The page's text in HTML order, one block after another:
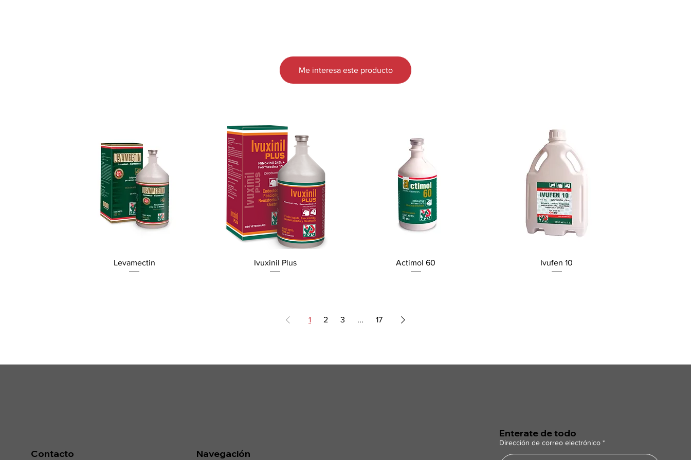
Levamectin Ivuxinil Plus Actimol 60 Ivufen 10
1 2 3 ... 17
Me interesa este producto
Contacto Navegación
Enterate de todo
Dirección de correo electrónico